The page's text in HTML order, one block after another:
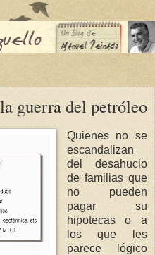
guerra del petróleo
Quienes no se
escandalizan
del desahucio
de familias que
no pueden
pagar su
hipotecas o a
los que les
parece lógico